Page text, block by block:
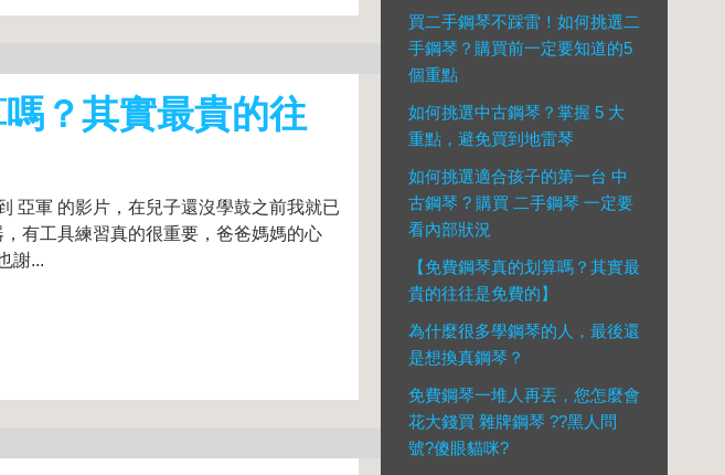
嗎？其實最貴的往
亞軍 的影片，在兒子還沒學鼓之前我就已
有工具練習真的很重要，爸爸媽媽的心
謝...
買二手鋼琴不踩雷！如何挑選二
手鋼琴？購買前一定要知道的5
個重點
如何挑選中古鋼琴？掌握 5 大
重點，避免買到地雷琴
如何挑選適合孩子的第一台 中
古鋼琴 ? 購買 二手鋼琴 一定要
看內部狀況
【免費鋼琴真的划算嗎？其實最
貴的往往是免費的】
為什麼很多學鋼琴的人，最後還
是想換真鋼琴？
免費鋼琴一堆人再丟，您怎麼會
花大錢買 雜牌鋼琴 ??黑人問
號?傻眼貓咪?